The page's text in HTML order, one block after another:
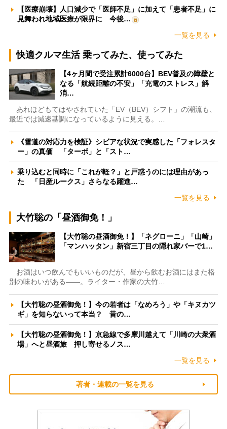
【医療崩壊】人口減少で「医師不足」に加えて「患者不足」に
見舞われ地域医療が限界に 今後…
一覧を見る
快適クルマ生活 乗ってみた、使ってみた
【4ヶ月間で受注累計6000台】BEV普及の障壁と
なる「航続距離の不安」「充電のストレス」解
消…
あれほどもてはやされていた「EV（BEV）シフト」の潮流も、
最近では減速基調になっているように見える。…
《雪道の対応力を検証》シビアな状況で実感した「フォレスタ
ー」の真価 「ターボ」と「スト…
乗り込むと同時に「これが軽？」と戸惑うのには理由があっ
た 「日産ルークス」さらなる躍進…
一覧を見る
大竹聡の「昼酒御免！」
【大竹聡の昼酒御免！】「ネグローニ」「山崎」
「マンハッタン」新宿三丁目の隠れ家バーで1…
お酒はいつ飲んでもいいものだが、昼から飲むお酒にはまた格
別の味わいがある――。ライター・作家の大竹…
【大竹聡の昼酒御免！】今の若者は「なめろう」や「キヌカツ
ギ」を知らないって本当？ 昔の…
【大竹聡の昼酒御免！】京急線で多摩川越えて「川崎の大衆酒
場」へと昼酒旅 押し寄せるノス…
一覧を見る
著者・連載の一覧を見る